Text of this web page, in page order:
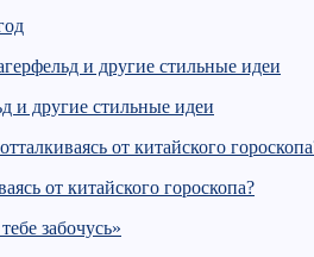
и другие стильные идеи
от китайского гороскопа?